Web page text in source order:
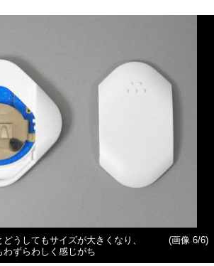
うしてもサイズが大きくなり、
ずらわしく感じがち
(画像 6/6)